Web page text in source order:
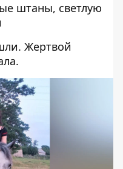
штаны, светлую
Жертвой